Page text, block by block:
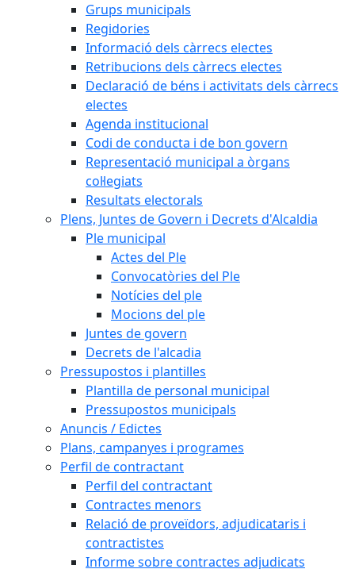
Grups municipals
Regidories
Informació dels càrrecs electes
Retribucions dels càrrecs electes
Declaració de béns i activitats dels càrrecs
electes
Agenda institucional
Codi de conducta i de bon govern
Representació municipal a òrgans
col·legiats
Resultats electorals
Plens, Juntes de Govern i Decrets d'Alcaldia
Ple municipal
Actes del Ple
Convocatòries del Ple
Notícies del ple
Mocions del ple
Juntes de govern
Decrets de l'alcadia
Pressupostos i plantilles
Plantilla de personal municipal
Pressupostos municipals
Anuncis / Edictes
Plans, campanyes i programes
Perfil de contractant
Perfil del contractant
Contractes menors
Relació de proveïdors, adjudicataris i
contractistes
Informe sobre contractes adjudicats